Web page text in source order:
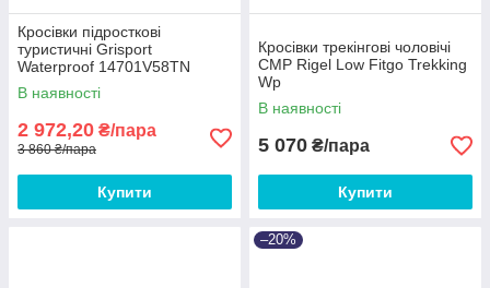
Кросівки підросткові
туристичні Grisport
Waterproof 14701V58TN
В наявності
2 972,20 ₴/пара
3 860 ₴/пара
Купити
Кросівки трекінгові чоловічі
CMP Rigel Low Fitgo Trekking
Wp
В наявності
5 070 ₴/пара
Купити
–20%